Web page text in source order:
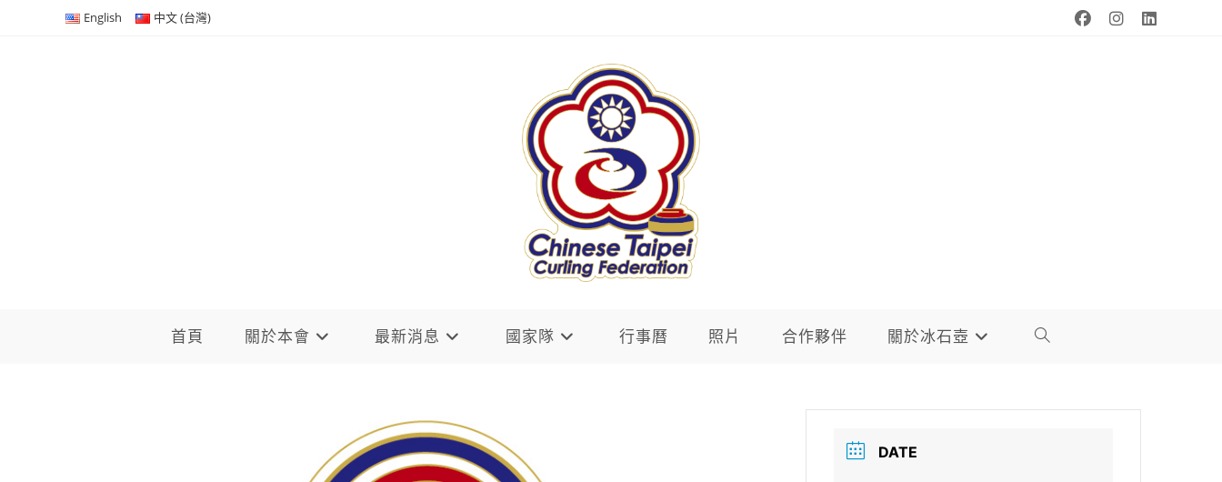
English 中文 (台灣)
首頁 關於本會 最新消息 國家隊 行事曆 照片 合作夥伴 關於冰石壺 TOGGLE
DATE